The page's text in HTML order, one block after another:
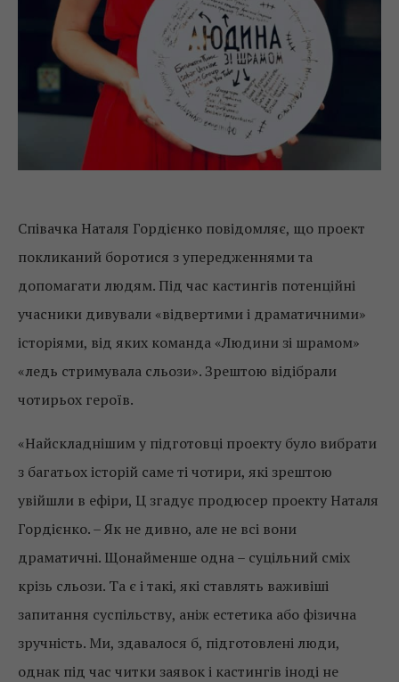
Співачка Наталя Гордієнко повідомляє, що проект
покликаний боротися з упередженнями та
допомагати людям. Під час кастингів потенційні
учасники дивували «відвертими і драматичними»
історіями, від яких команда «Людини зі шрамом»
«ледь стримувала сльози». Зрештою відібрали
чотирьох героїв.
«Найскладнішим у підготовці проекту було вибрати
з багатьох історій саме ті чотири, які зрештою
увійшли в ефіри, Ц згадує продюсер проекту Наталя
Гордієнко. – Як не дивно, але не всі вони
драматичні. Щонайменше одна – суцільний сміх
крізь сльози. Та є і такі, які ставлять важивіші
запитання суспільству, аніж естетика або фізична
зручність. Ми, здавалося б, підготовлені люди,
однак під час читки заявок і кастингів іноді не